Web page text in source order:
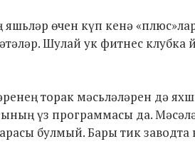
яшьләр өчен күп кенә
Шулай ук фитнес
торак мәсьләләрен дә
үз программасы да.
булмый. Бары тик